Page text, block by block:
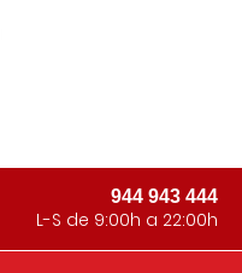
944 943 444
L-S de 9:00h a 22:00h